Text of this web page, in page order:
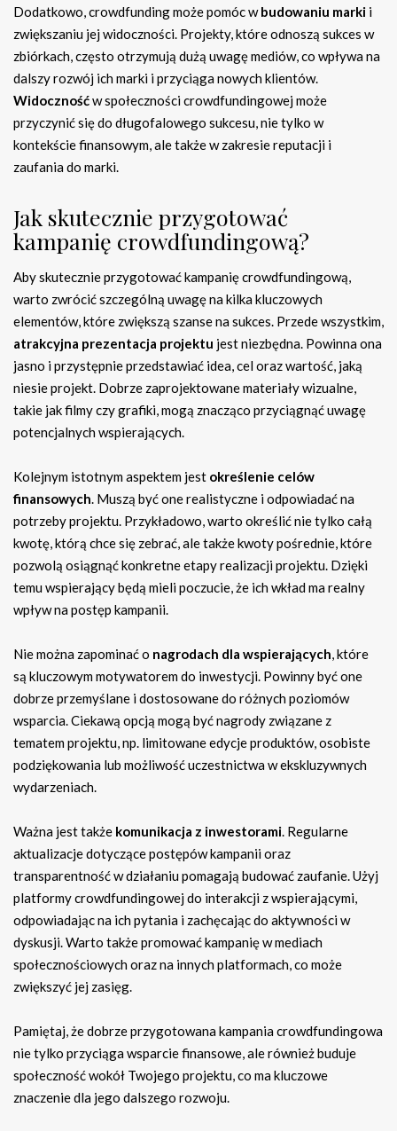
Dodatkowo, crowdfunding może pomóc wbudowaniu marki i
zwiększaniu jej widoczności. Projekty, które odnoszą sukces w
zbiórkach, często otrzymują dużą uwagę mediów, co wpływa na
dalszy rozwój ich marki i przyciąga nowych klientów.
Widocznośćw społeczności crowdfundingowej może
przyczynić się do długofalowego sukcesu, nie tylko w
kontekście finansowym, ale także w zakresie reputacji i
zaufania do marki.
Jak skutecznie przygotować
kampanię crowdfundingową?
Aby skutecznie przygotować kampanię crowdfundingową,
warto zwrócić szczególną uwagę na kilka kluczowych
elementów, które zwiększą szanse na sukces. Przede wszystkim,
atrakcyjna prezentacja projektu jest niezbędna. Powinna ona
jasno i przystępnie przedstawiać idea, cel oraz wartość, jaką
niesie projekt. Dobrze zaprojektowane materiały wizualne,
takie jak filmy czy grafiki, mogą znacząco przyciągnąć uwagę
potencjalnych wspierających.
Kolejnym istotnym aspektem jest określenie celów
finansowych . Muszą być one realistyczne i odpowiadać na
potrzeby projektu. Przykładowo, warto określić nie tylko całą
kwotę, którą chce się zebrać, ale także kwoty pośrednie, które
pozwolą osiągnąć konkretne etapy realizacji projektu. Dzięki
temu wspierający będą mieli poczucie, że ich wkład ma realny
wpływ na postęp kampanii.
Nie można zapominać o nagrodach dla wspierających , które
są kluczowym motywatorem do inwestycji. Powinny być one
dobrze przemyślane i dostosowane do różnych poziomów
wsparcia. Ciekawą opcją mogą być nagrody związane z
tematem projektu, np. limitowane edycje produktów, osobiste
podziękowania lub możliwość uczestnictwa w ekskluzywnych
wydarzeniach.
Ważna jest także komunikacja z inwestorami . Regularne
aktualizacje dotyczące postępów kampanii oraz
transparentność w działaniu pomagają budować zaufanie. Użyj
platformy crowdfundingowej do interakcji z wspierającymi,
odpowiadając na ich pytania i zachęcając do aktywności w
dyskusji. Warto także promować kampanię w mediach
społecznościowych oraz na innych platformach, co może
zwiększyć jej zasięg.
Pamiętaj, że dobrze przygotowana kampania crowdfundingowa
nie tylko przyciąga wsparcie finansowe, ale również buduje
społeczność wokół Twojego projektu, co ma kluczowe
znaczenie dla jego dalszego rozwoju.